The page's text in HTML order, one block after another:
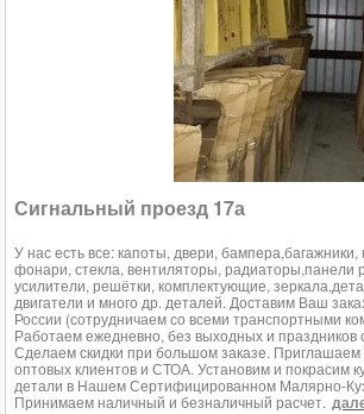
Сигнальный проезд 17а
У нас есть все: капоты, двери,
фонари, стекла, вентиляторы, радиаторы,панели
усилители, решётки, комплектующие,
двигатели и много др. деталей. Доставим Ваш заказ в любую точку
России (сотрудничаем со всеми транспортными
Работаем ежедневно, без выходных и праздников
Сделаем скидки при большом заказе. Приглашаем к сотрудничеству
оптовых клиентов и СТОА. Установим и покрасим
детали в Нашем Сертифицированном Малярно-
Принимаем наличный и безналичный расчет.